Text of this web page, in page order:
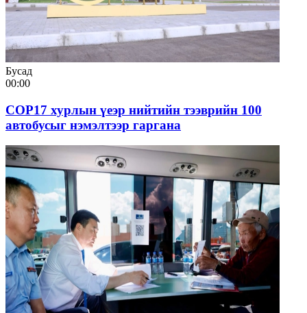
Бусад
00:00
СОР17 хурлын үеэр нийтийн тээврийн 100
автобусыг нэмэлтээр гаргана